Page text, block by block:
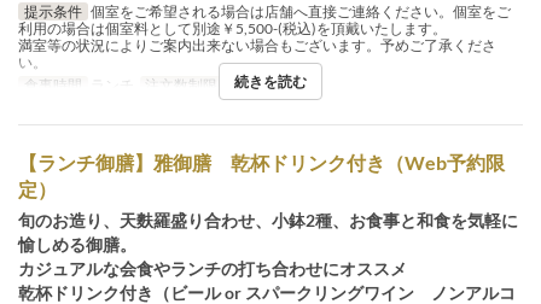
提示条件 個室をご希望される場合は店舗へ直接ご連絡ください。個室をご
利用の場合は個室料として別途￥5,500-(税込)を頂戴いたします。
満室等の状況によりご案内出来ない場合もございます。予めご了承くださ
い。
食事時間
ランチ 注文数制限 2 ~ 12
続きを読む
【ランチ御膳】雅御膳 乾杯ドリンク付き（Web予約限
定）
旬のお造り、天麩羅盛り合わせ、小鉢2種、お食事と和食を気軽に
愉しめる御膳。
カジュアルな会食やランチの打ち合わせにオススメ
乾杯ドリンク付き（ビール or スパークリングワイン ノンアルコ